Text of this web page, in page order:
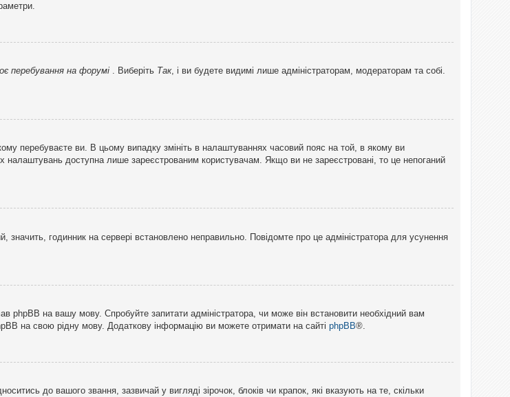
перебування на форумі . Виберіть Так, і ви будете видимі лише адміністраторам, модераторам та собі.
перебуваєте ви. В цьому випадку змініть в налаштуваннях часовий пояс на той, в якому ви
налаштувань доступна лише зареєстрованим користувачам. Якщо ви не зареєстровані, то це непоганий
годинник на сервері встановлено неправильно. Повідомте про це адміністратора для усунення
phpBB на вашу мову. Спробуйте запитати адміністратора, чи може він встановити необхідний вам
на свою рідну мову. Додаткову інформацію ви можете отримати на сайті phpBB®.
до вашого звання, зазвичай у вигляді зірочок, блоків чи крапок, які вказують на те, скільки